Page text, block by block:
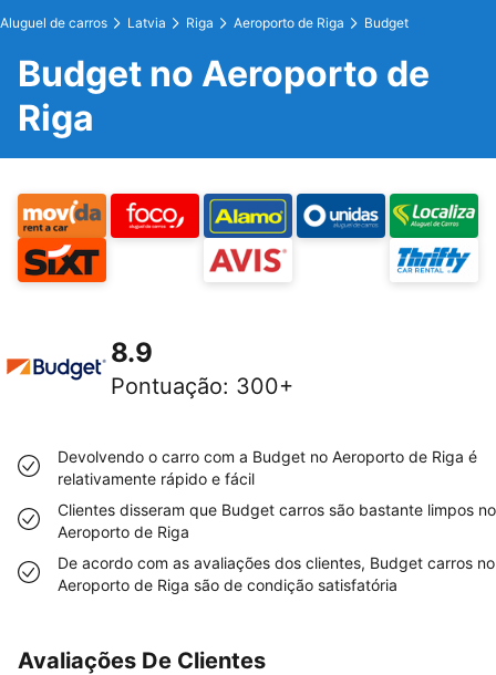
Aluguel de carros Latvia Riga Aeroporto de Riga Budget
Budget no Aeroporto de
Riga
8.9
Pontuação: 300+
Devolvendo o carro com a Budget no Aeroporto de Riga é
relativamente rápido e fácil
Clientes disseram que Budget carros são bastante limpos no
Aeroporto de Riga
De acordo com as avaliações dos clientes, Budget carros no
Aeroporto de Riga são de condição satisfatória
Avaliações De Clientes